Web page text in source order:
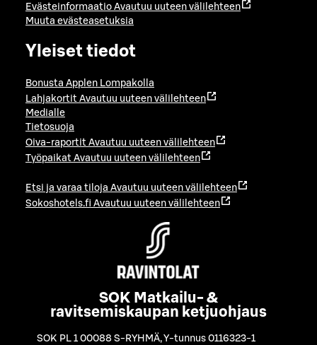
Evästeinformaatio Avautuu uuteen välilehteen
Muuta evästeasetuksia
Yleiset tiedot
Bonusta Applen Lompakolla
Lahjakortit Avautuu uuteen välilehteen
Medialle
Tietosuoja
Oiva-raportit Avautuu uuteen välilehteen
Työpaikat Avautuu uuteen välilehteen
Etsi ja varaa tiloja Avautuu uuteen välilehteen
Sokoshotels.fi Avautuu uuteen välilehteen
SOK Matkailu- &
ravitsemiskaupan ketjuohjaus
SOK PL 1 00088 S-RYHMÄ,Y-tunnus 0116323-1